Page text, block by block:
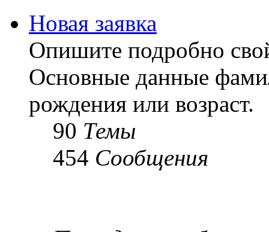
Новая заявка
Опишите подробно
Основные данные
рождения или возраст.
90 Темы
454 Сообщения